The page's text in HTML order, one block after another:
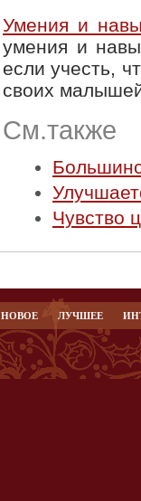
Умения и
умения и
если учесть,
своих
См.также
Чувство
НОВОЕ ЛУЧШЕЕ